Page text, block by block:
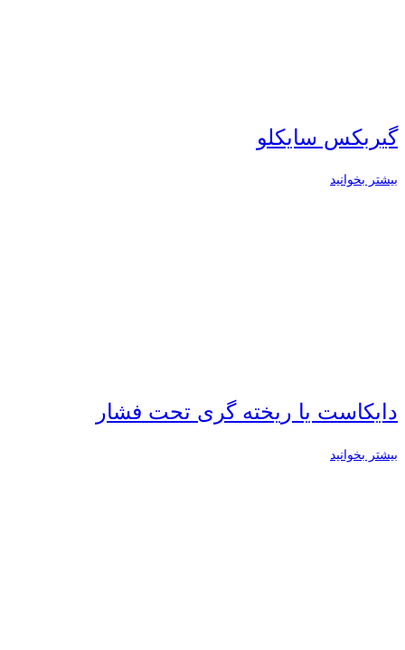
گیربکس سایکلو
بیشتر بخوانید
دایکاست یا ریخته گری تحت فشار
بیشتر بخوانید